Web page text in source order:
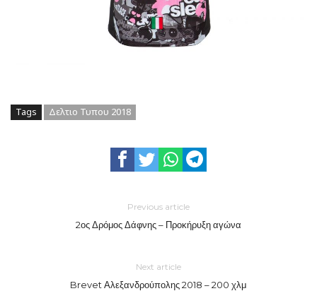
Tags Δελτιο Τυπου 2018
Previous article
2ος Δρόμος Δάφνης – Προκήρυξη αγώνα
Next article
Brevet Αλεξανδρούπολης 2018 – 200 χλμ